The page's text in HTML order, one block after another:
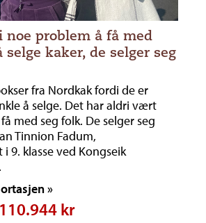
noe problem å få med
selge kaker, de selger seg
fra Nordkak fordi de er
å selge. Det har aldri vært
med seg folk. De selger seg
Tinnion Fadum,
9. klasse ved Kongseik
»
110.944 kr